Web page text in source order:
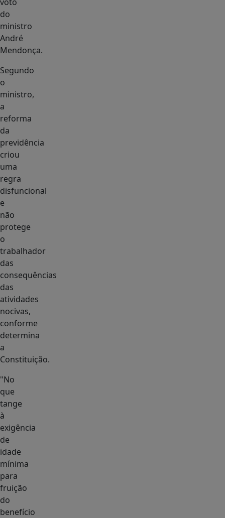
do
ministro
André
Mendonça.
Segundo
o
ministro,
a
reforma
da
previdência
criou
uma
regra
disfuncional
e
não
protege
o
trabalhador
das
consequências
das
atividades
nocivas,
conforme
determina
a
Constituição.
"No
que
tange
à
exigência
de
idade
mínima
para
fruição
do
benefício